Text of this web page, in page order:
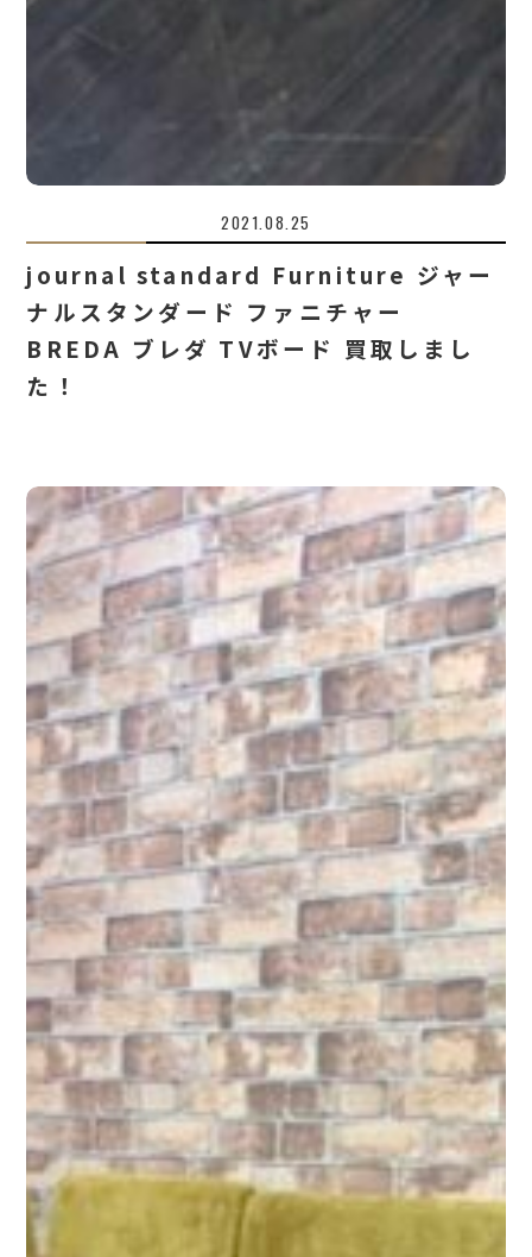
2021.08.25
journal standard Furniture ジャー
ナルスタンダード ファニチャー
BREDA ブレダ TVボード 買取しまし
た！